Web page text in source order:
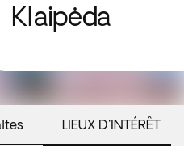
Klaipėda
LIEUX D'INTÉRÊT